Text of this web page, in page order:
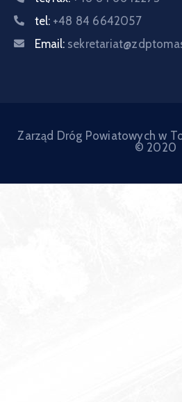
tel: +48 84 6642057
Email:
Zarząd Dróg Powiatowych w
© 2020